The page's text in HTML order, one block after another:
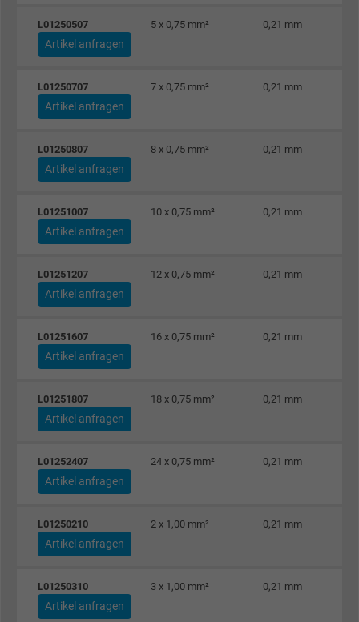
L01250507 5 x 0,75 mm² 0,21 mm
Artikel anfragen
L01250707 7 x 0,75 mm² 0,21 mm
Artikel anfragen
L01250807 8 x 0,75 mm² 0,21 mm
Artikel anfragen
L01251007 10 x 0,75 mm² 0,21 mm
Artikel anfragen
L01251207 12 x 0,75 mm² 0,21 mm
Artikel anfragen
L01251607 16 x 0,75 mm² 0,21 mm
Artikel anfragen
L01251807 18 x 0,75 mm² 0,21 mm
Artikel anfragen
L01252407 24 x 0,75 mm² 0,21 mm
Artikel anfragen
L01250210 2 x 1,00 mm² 0,21 mm
Artikel anfragen
L01250310 3 x 1,00 mm² 0,21 mm
Artikel anfragen